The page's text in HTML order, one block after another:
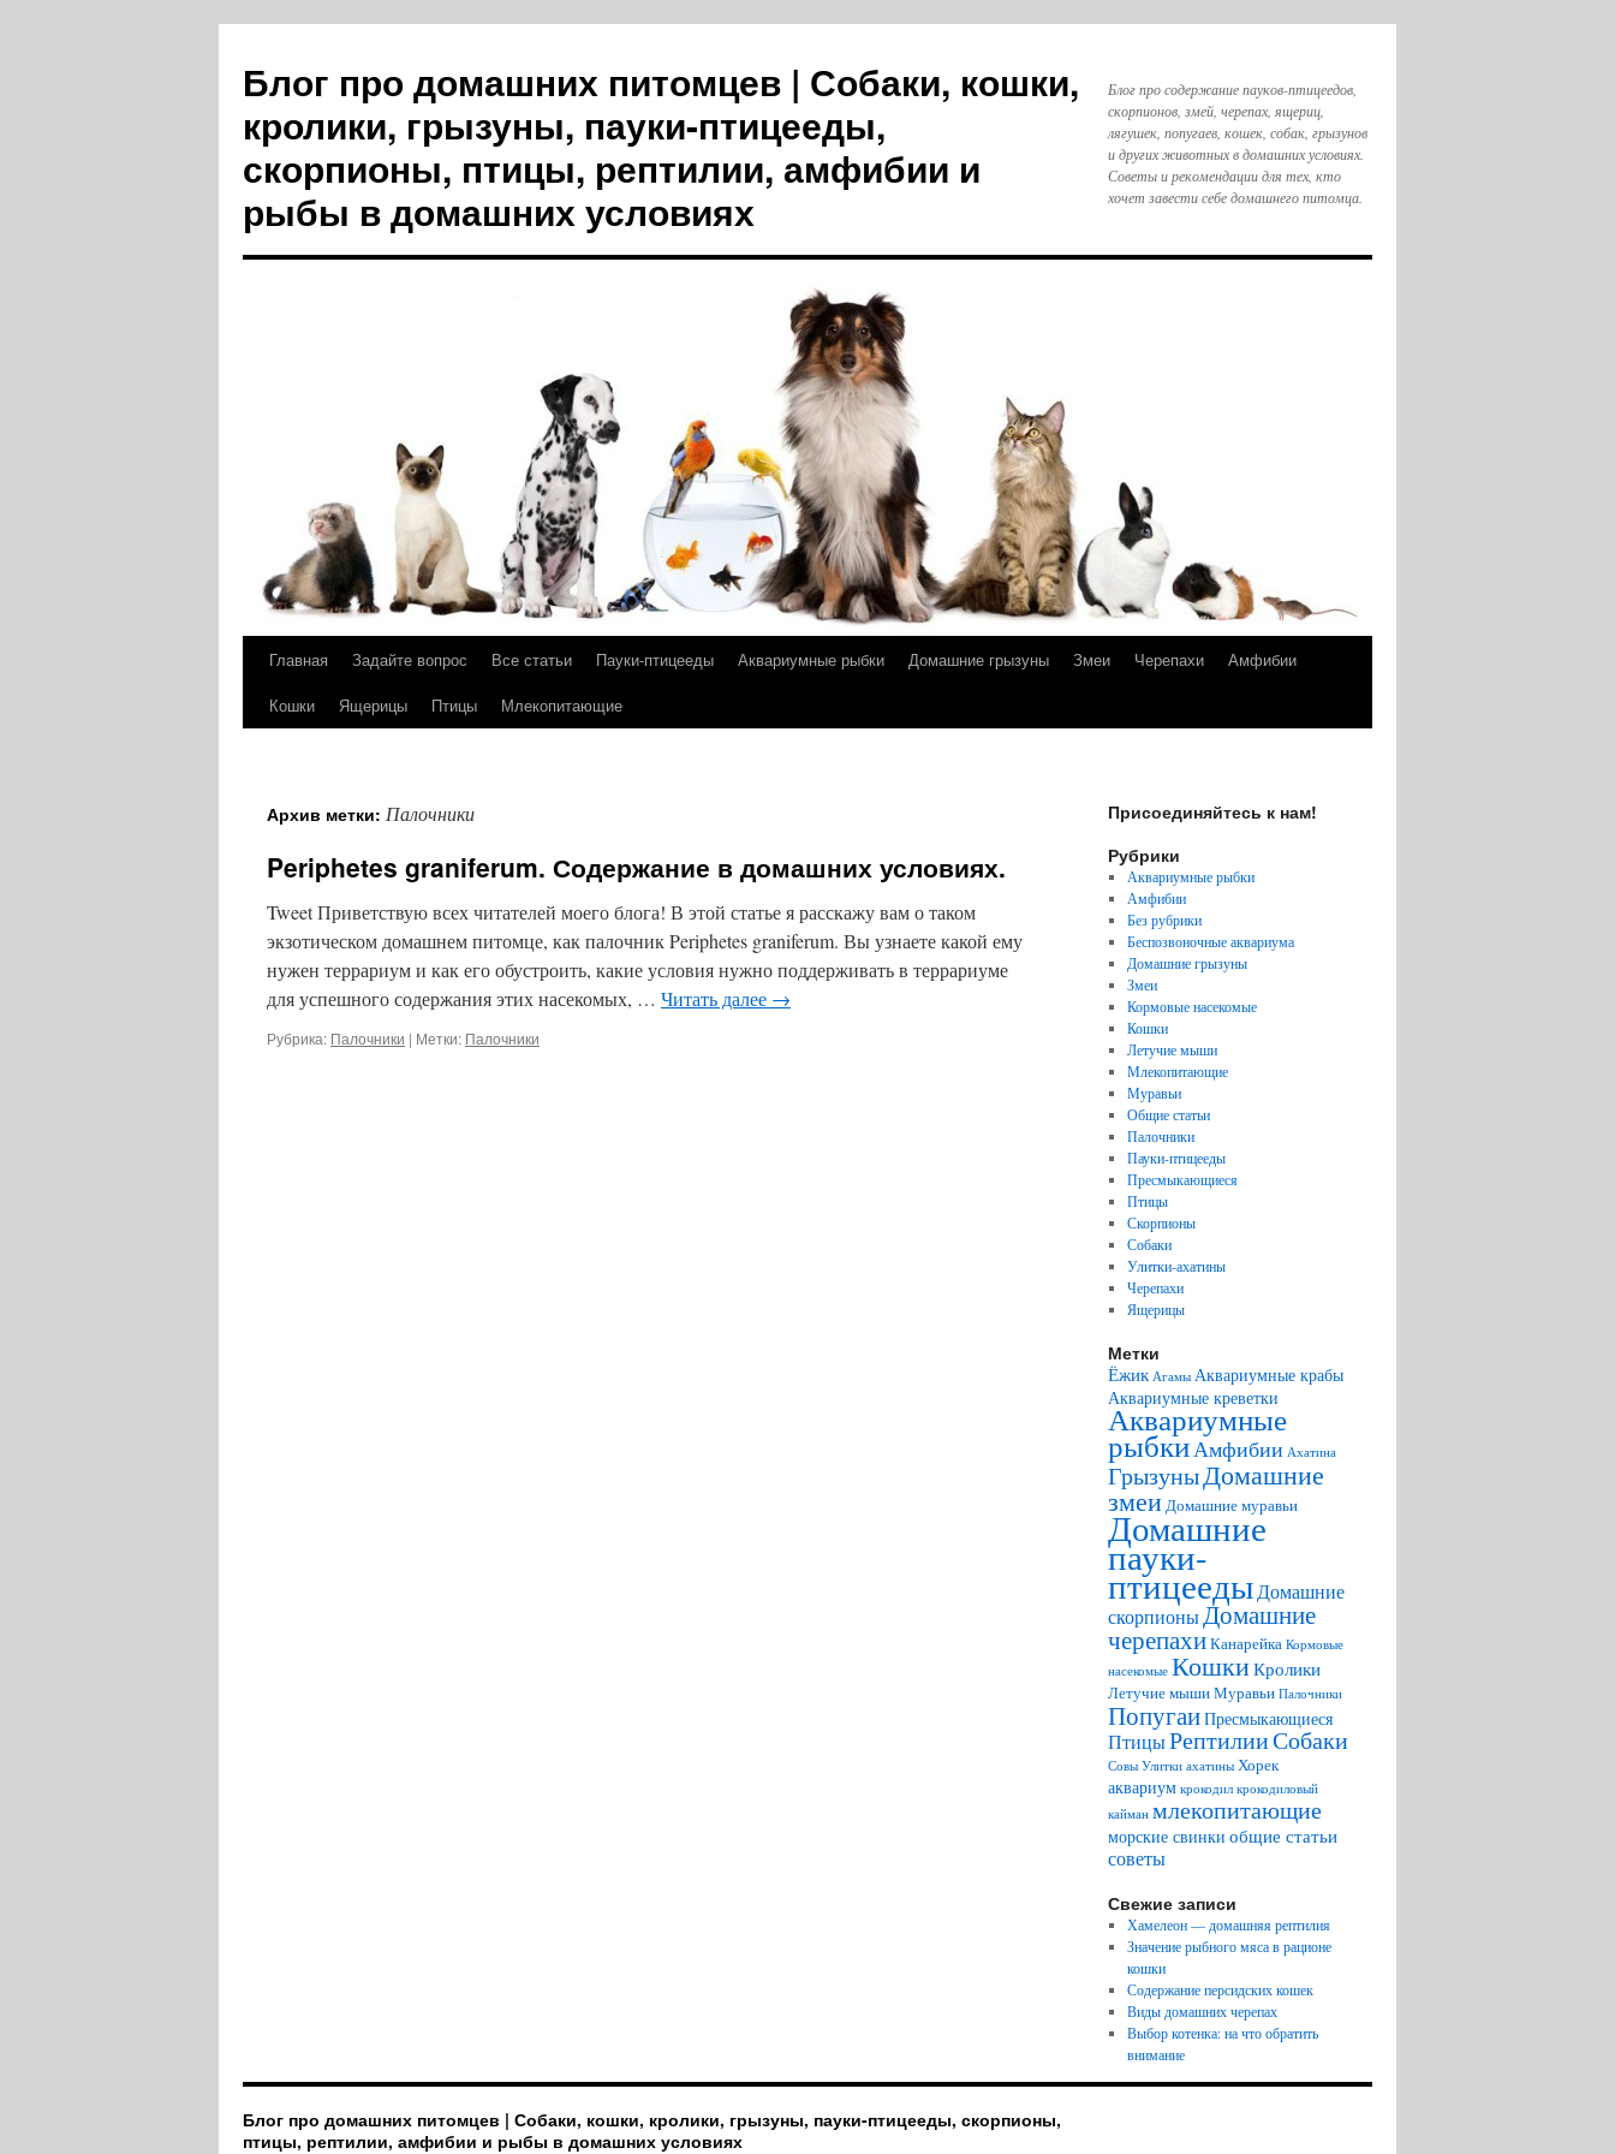
Блог про домашних питомцев | Собаки, кошки,
кролики, грызуны, пауки-птицееды,
скорпионы, птицы, рептилии, амфибии и
рыбы в домашних условиях
Блог про содержание пауков-птицеедов,
скорпионов, змей, черепах, ящериц,
лягушек, попугаев, кошек, собак, грызунов
и других животных в домашних условиях.
Советы и рекомендации для тех, кто
хочет завести себе домашнего питомца.
Перейти
Главная Задайте вопрос Все статьи Пауки-птицееды Аквариумные рыбки Домашние грызуны Змеи Черепахи
Амфибии
Кошки
Ящерицы Птицы Млекопитающие
Архив метки: Палочники
Periphetes graniferum. Содержание в домашних условиях.
Tweet Приветствую всех читателей моего блога! В этой статье я расскажу вам о таком
экзотическом домашнем питомце, как палочник Periphetes graniferum. Вы узнаете какой ему
нужен террариум и как его обустроить, какие условия нужно поддерживать в террариуме
для успешного содержания этих насекомых, … Читать далее →
Рубрика: Палочники | Метки: Палочники
Присоединяйтесь к нам!
Рубрики
Аквариумные рыбки
Амфибии
Без рубрики
Беспозвоночные аквариума
Домашние грызуны
Змеи
Кормовые насекомые
Кошки
Летучие мыши
Млекопитающие
Муравьи
Общие статьи
Палочники
Пауки-птицееды
Пресмыкающиеся
Птицы
Скорпионы
Собаки
Улитки-ахатины
Черепахи
Ящерицы
Метки
Ёжик Агамы Аквариумные крабы
Аквариумные креветки
Аквариумные
рыбкиАмфибии Ахатина
ГрызуныДомашние
змеиДомашние муравьи
Домашние
пауки-
птицеедыДомашние
скорпионыДомашние
черепахиКанарейка Кормовые
насекомые КошкиКролики
Летучие мышиМуравьи Палочники
ПопугаиПресмыкающиеся
ПтицыРептилииСобаки
Совы Улитки ахатины Хорек
аквариум крокодил крокодиловый
кайман млекопитающие
морские свинки общие статьи
советы
Свежие записи
Хамелеон — домашняя рептилия
Значение рыбного мяса в рационе
кошки
Содержание персидских кошек
Виды домашних черепах
Выбор котенка: на что обратить
внимание
Блог про домашних питомцев | Собаки, кошки, кролики, грызуны, пауки-птицееды, скорпионы,
птицы, рептилии, амфибии и рыбы в домашних условиях